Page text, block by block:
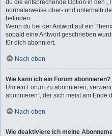
du die entsprechende Option in den
normalerweise ober- und unterhalb
befinden.
Wenn du bei der Antwort auf ein
sobald eine Antwort geschrieben
für dich abonniert.
Nach oben
Wie kann ich ein Forum abonnieren?
Um ein Forum zu abonnieren,
abonnieren“, der sich meist am Ende
Nach oben
Wie deaktiviere ich meine